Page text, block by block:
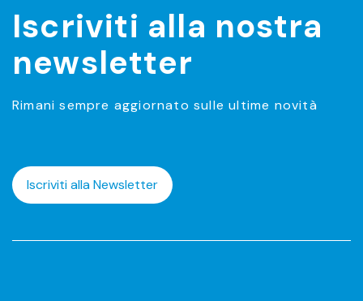
Iscriviti alla nostra
newsletter
Rimani sempre aggiornato sulle ultime novità
Iscriviti alla Newsletter